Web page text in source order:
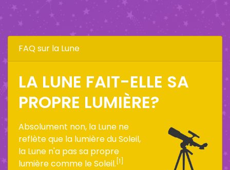
FAQ sur la Lune
LA LUNE FAIT-ELLE SA
PROPRE LUMIÈRE?
Absolument non, la Lune ne
reflète que la lumière du Soleil,
la Lune n'a pas sa propre
lumière comme le Soleil. [1]